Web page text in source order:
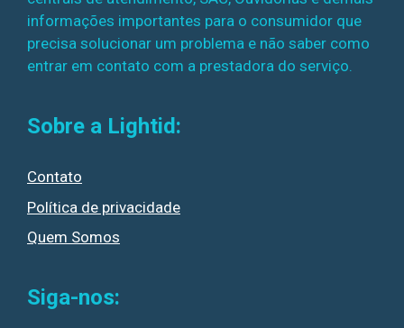
informações importantes para o consumidor que
precisa solucionar um problema e não saber como
entrar em contato com a prestadora do serviço.
Sobre a Lightid:
Contato
Política de privacidade
Quem Somos
Siga-nos: